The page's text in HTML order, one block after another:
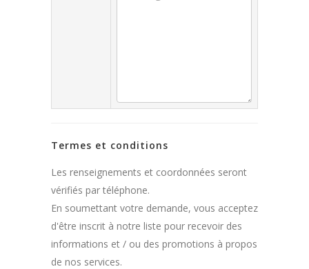
Termes et conditions
Les renseignements et coordonnées seront
vérifiés par téléphone.
En soumettant votre demande, vous acceptez
d'être inscrit à notre liste pour recevoir des
informations et / ou des promotions à propos
de nos services.